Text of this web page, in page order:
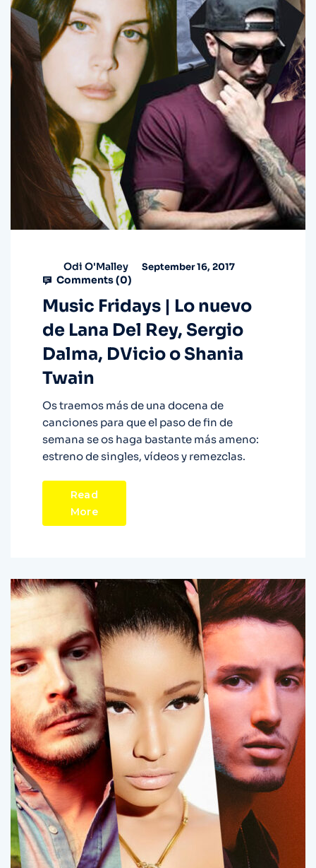
Odi O'Malley September 16, 2017
Comments (0)
Music Fridays | Lo nuevo
de Lana Del Rey, Sergio
Dalma, DVicio o Shania
Twain
Os traemos más de una docena de
canciones para que el paso de fin de
semana se os haga bastante más ameno:
estreno de singles, vídeos y remezclas.
Read
More